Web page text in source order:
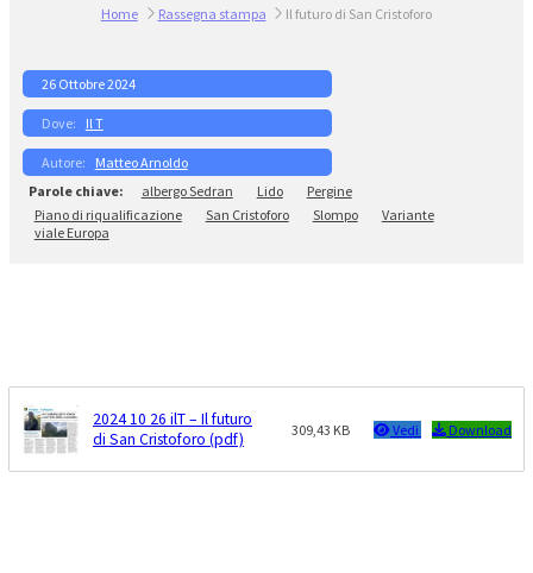
Home Rassegna stampa Il futuro di San Cristoforo
26 Ottobre 2024
Il T
Matteo Arnoldo
albergo Sedran
Lido
Pergine
Piano di riqualificazione
San Cristoforo Slompo
Variante
viale Europa
2024 10 26 ilT – Il futuro
di San Cristoforo (pdf)
309,43 KB Vedi Download